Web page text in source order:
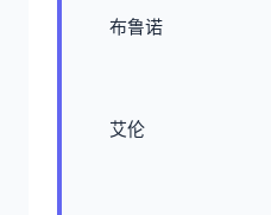
布鲁诺
艾伦